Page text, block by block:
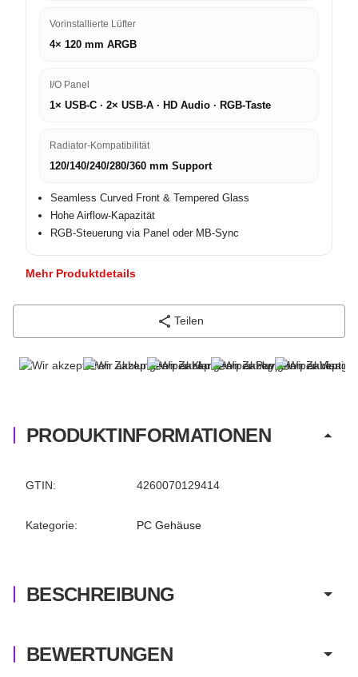
Vorinstallierte Lüfter
4× 120 mm ARGB
I/O Panel
1× USB-C · 2× USB-A · HD Audio · RGB-Taste
Radiator-Kompatibilität
120/140/240/280/360 mm Support
Seamless Curved Front & Tempered Glass
Hohe Airflow-Kapazität
RGB-Steuerung via Panel oder MB-Sync
Mehr Produktdetails
Teilen
PRODUKTINFORMATIONEN
Produkteigenschaft
Wert
GTIN: 4260070129414
Kategorie: PC Gehäuse
BESCHREIBUNG
BEWERTUNGEN